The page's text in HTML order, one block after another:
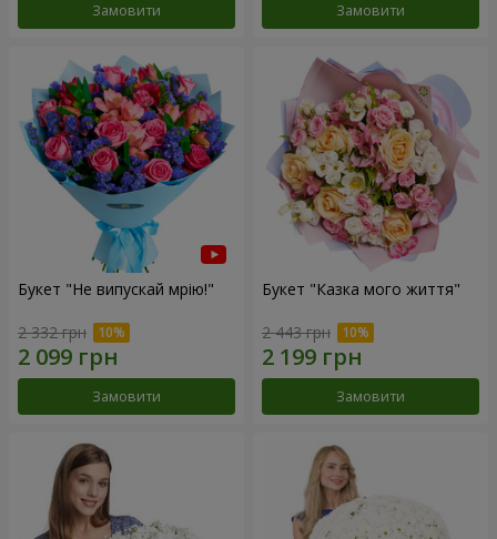
Замовити Замовити
Букет "Не випускай мрію!"
2 332 грн
Замовити
Букет "Казка мого життя"
2 443 грн
Замовити